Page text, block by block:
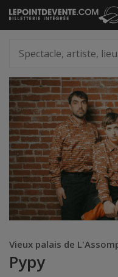
Passer
au
artiste,
lieu...
Vieux palais de
Pypy